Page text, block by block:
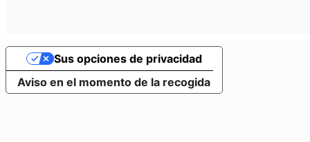
Aviso en el momento de la recogida
Sus opciones de privacidad